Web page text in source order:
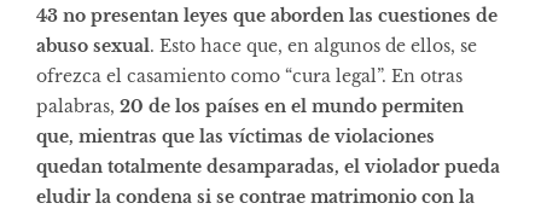
43 no presentan leyes que aborden las cuestiones de
abuso sexual. Esto hace que, en algunos de ellos, se
ofrezca el casamiento como “cura legal”. En otras
palabras, 20 de los países en el mundo permiten
que, mientras que las víctimas de violaciones
quedan totalmente desamparadas, el violador pueda
eludir la condena si se contrae matrimonio con la